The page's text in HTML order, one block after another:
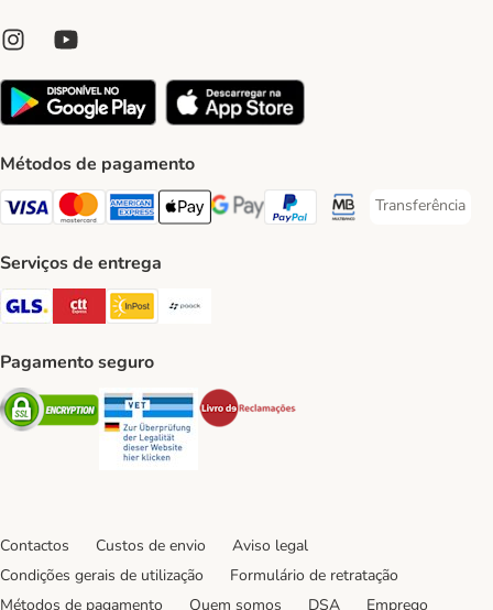
Métodos de pagamento
Visa Payment Method
Mastercard Payment Method
American Express Payment Method
Apple Pay Payment Method
Google Pay Payment Method
PayPal Payment Method
Multibanco Payment
Transferência
Transferência
Serviços de entrega
GLS Shipping Method
CTTExpress Shipping Method
InPost Shipping Method
Pagamento seguro
Security Security
Contactos Custos de envio
Aviso legal
Condições gerais de utilização
Formulário de retratação
Métodos de pagamento
Quem somos DSA Emprego